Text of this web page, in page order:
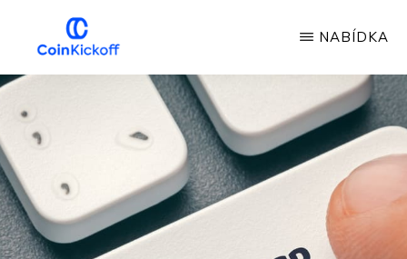
hlavní
obsah
COIN
NABÍDKA